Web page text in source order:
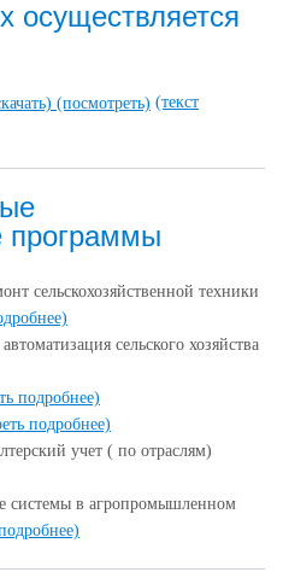
осуществляется
(посмотреть) (текст
программы
сельскохозяйственной техники
сельского хозяйства
подробнее)
подробнее)
учет ( по отраслям)
системы в агропромышленном